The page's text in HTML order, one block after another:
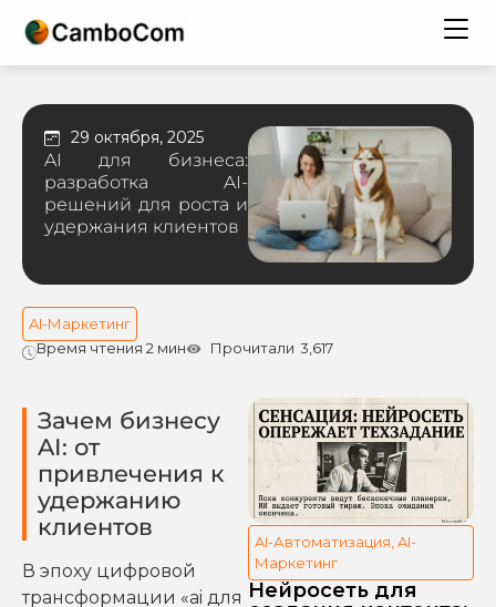
29 октября, 2025
AI для бизнеса:
разработка AI-
решений для роста и
удержания клиентов
Время чтения 2 мин Прочитали 3,617
AI-Маркетинг
Зачем бизнесу
AI: от
привлечения к
удержанию
клиентов
В эпоху цифровой
трансформации «ai для
AI-Автоматизация AI-
Маркетинг
Нейросеть для